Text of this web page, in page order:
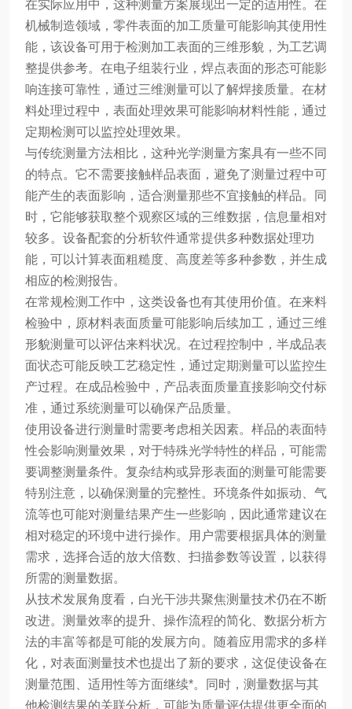
在实际应用中，这种测量方案展现出一定的适用性。在
机械制造领域，零件表面的加工质量可能影响其使用性
能，该设备可用于检测加工表面的三维形貌，为工艺调
整提供参考。在电子组装行业，焊点表面的形态可能影
响连接可靠性，通过三维测量可以了解焊接质量。在材
料处理过程中，表面处理效果可能影响材料性能，通过
定期检测可以监控处理效果。
与传统测量方法相比，这种光学测量方案具有一些不同
的特点。它不需要接触样品表面，避免了测量过程中可
能产生的表面影响，适合测量那些不宜接触的样品。同
时，它能够获取整个观察区域的三维数据，信息量相对
较多。设备配套的分析软件通常提供多种数据处理功
能，可以计算表面粗糙度、高度差等多种参数，并生成
相应的检测报告。
在常规检测工作中，这类设备也有其使用价值。在来料
检验中，原材料表面质量可能影响后续加工，通过三维
形貌测量可以评估来料状况。在过程控制中，半成品表
面状态可能反映工艺稳定性，通过定期测量可以监控生
产过程。在成品检验中，产品表面质量直接影响交付标
准，通过系统测量可以确保产品质量。
使用设备进行测量时需要考虑相关因素。样品的表面特
性会影响测量效果，对于特殊光学特性的样品，可能需
要调整测量条件。复杂结构或异形表面的测量可能需要
特别注意，以确保测量的完整性。环境条件如振动、气
流等也可能对测量结果产生一些影响，因此通常建议在
相对稳定的环境中进行操作。用户需要根据具体的测量
需求，选择合适的放大倍数、扫描参数等设置，以获得
所需的测量数据。
从技术发展角度看，白光干涉共聚焦测量技术仍在不断
改进。测量效率的提升、操作流程的简化、数据分析方
法的丰富等都是可能的发展方向。随着应用需求的多样
化，对表面测量技术也提出了新的要求，这促使设备在
测量范围、适用性等方面继续*。同时，测量数据与其
他检测结果的关联分析，可能为质量评估提供更全面的